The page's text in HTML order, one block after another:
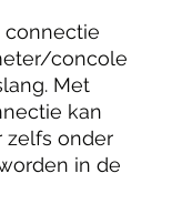
connectie
concole
Met
kan
zelfs onder
in de